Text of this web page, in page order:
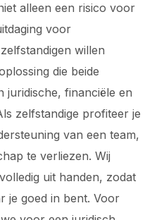
alleen een risico voor
voor
willen
die beide
juridische, financiële en
zelfstandige profiteer je
van een team,
te verliezen. Wij
uit handen, zodat
je goed in bent. Voor